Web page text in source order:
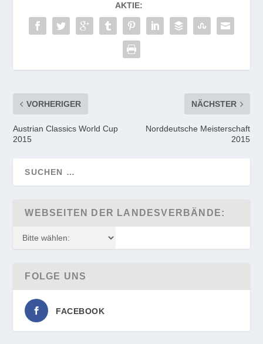
AKTIE:
VORHERIGER
Austrian Classics World Cup
2015
NÄCHSTER
Norddeutsche Meisterschaft
2015
WEBSEITEN DER LANDESVERBÄNDE:
FOLGE UNS
FACEBOOK